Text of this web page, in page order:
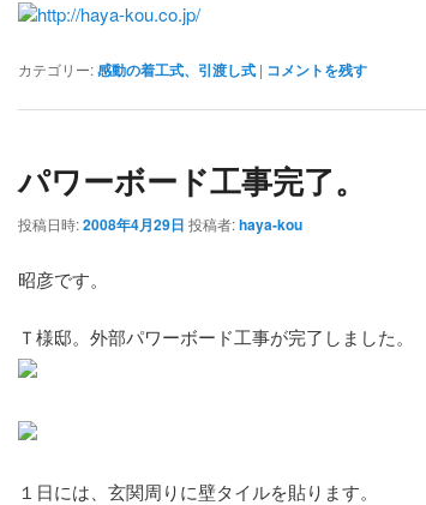
http://haya-kou.co.jp/
カテゴリー:感動の着工式、引渡し式 | コメントを残す
パワーボード工事完了。
投稿日時:2008年4月29日 投稿者:haya-kou
昭彦です。
Ｔ様邸。外部パワーボード工事が完了しました。
１日には、玄関周りに壁タイルを貼ります。